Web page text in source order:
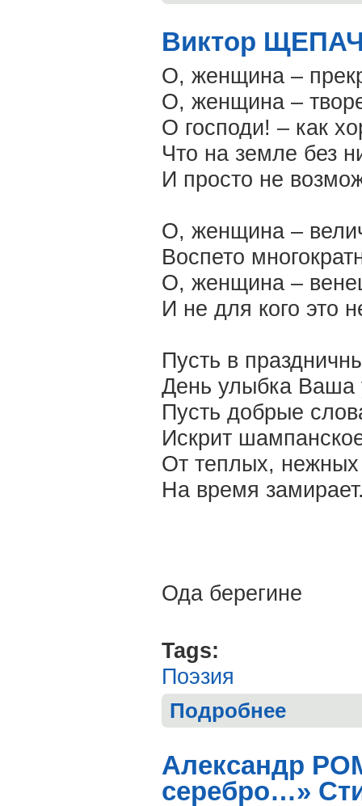
Виктор
О, женщина –
О, женщина –
О господи! – как
Что на земле без
И просто не
О, женщина –
Воспето
О, женщина –
И не для кого это
Пусть в
День улыбка Ваша
Пусть добрые
Искрит
От теплых, нежных
На время
Ода берегине
Tags:
Поэзия
Подробнее
Александр
серебро…»